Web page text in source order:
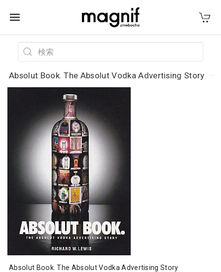
Absolut Book. The Absolut Vodka Advertising Story
Absolut Book. The Absolut Vodka Advertising Story